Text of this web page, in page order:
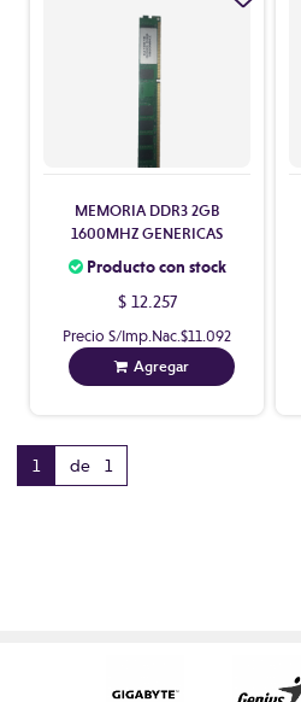
MEMORIA DDR3 2GB
1600MHZ GENERICAS
Producto con stock
$ 12.257
Precio S/Imp.Nac. $11.092
Agregar
1 de 1